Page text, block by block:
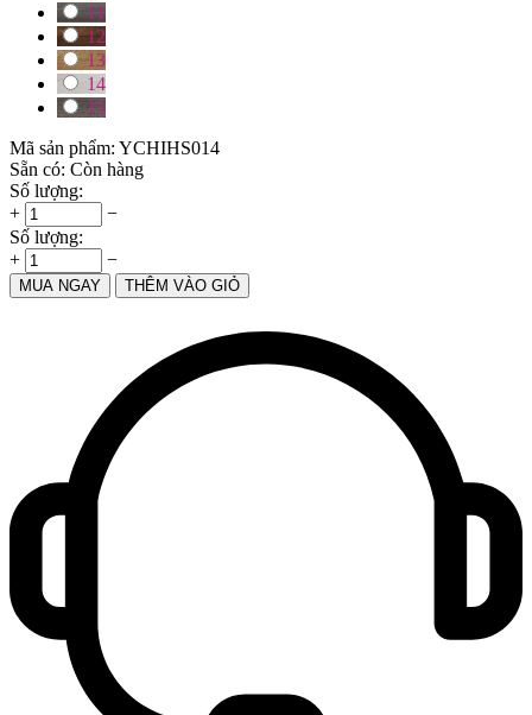
11
12
13
14
15
Mã sản phẩm: YCHIHS014
Sẵn có: Còn hàng
Số lượng:
+
−
Số lượng:
+
−
MUA NGAY THÊM VÀO GIỎ